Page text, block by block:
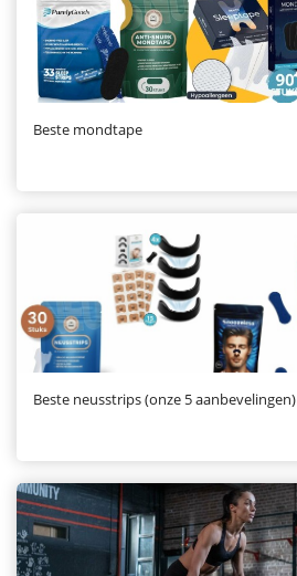
Beste mondtape
Beste neusstrips (onze 5 aanbevelingen)